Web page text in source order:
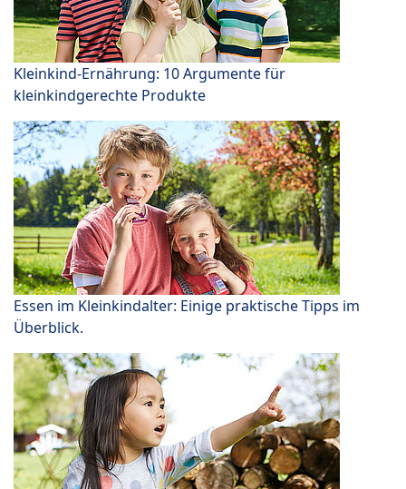
Kleinkind-Ernährung: 10 Argumente für
kleinkindgerechte Produkte
Essen im Kleinkindalter: Einige praktische Tipps im
Überblick.